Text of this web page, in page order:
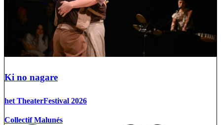
Ki no nagare
het TheaterFestival 2026
Collectif Malunés